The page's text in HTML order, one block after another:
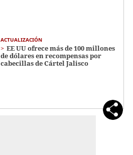
ACTUALIZACIÓN
EE UU ofrece más de 100 millones
de dólares en recompensas por
cabecillas de Cártel Jalisco